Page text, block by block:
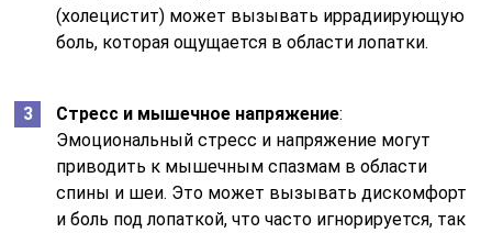
(холецистит) может вызывать иррадиирующую
боль, которая ощущается в области лопатки.
Стресс и мышечное напряжение:
Эмоциональный стресс и напряжение могут
приводить к мышечным спазмам в области
спины и шеи. Это может вызывать дискомфорт
и боль под лопаткой, что часто игнорируется, так